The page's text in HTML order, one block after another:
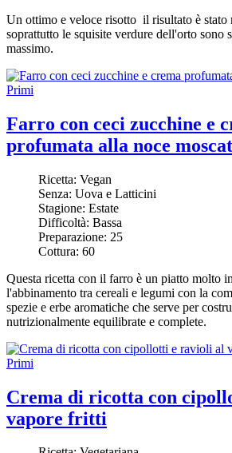
Un ottimo e veloce risotto il risultato è stato
soprattutto le squisite verdure dell'orto sono
massimo.
Primi
Farro con ceci zucchine e
profumata alla noce
Ricetta: Vegan
Senza: Uova e Latticini
Stagione: Estate
Difficoltà: Bassa
Preparazione: 25
Cottura: 60
Questa ricetta con il farro è un piatto molto
l'abbinamento tra cereali e legumi con la
spezie e erbe aromatiche che serve per
nutrizionalmente equilibrate e complete.
Primi
Crema di ricotta con
vapore fritti